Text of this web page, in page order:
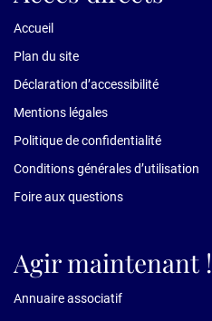
Accueil
Plan du site
Déclaration d’accessibilité
Mentions légales
Politique de confidentialité
Conditions générales d’utilisation
Foire aux questions
Agir maintenant !
Annuaire associatif